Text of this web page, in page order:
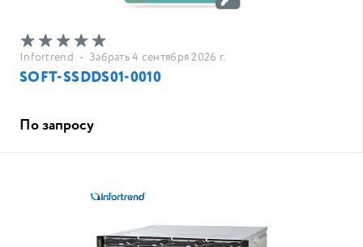
Infortrend • Забрать 4 сентября 2026 г.
SOFT-SSDDS01-0010
По запросу